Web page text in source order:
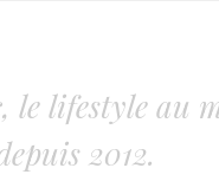
le lifestyle au
2012.